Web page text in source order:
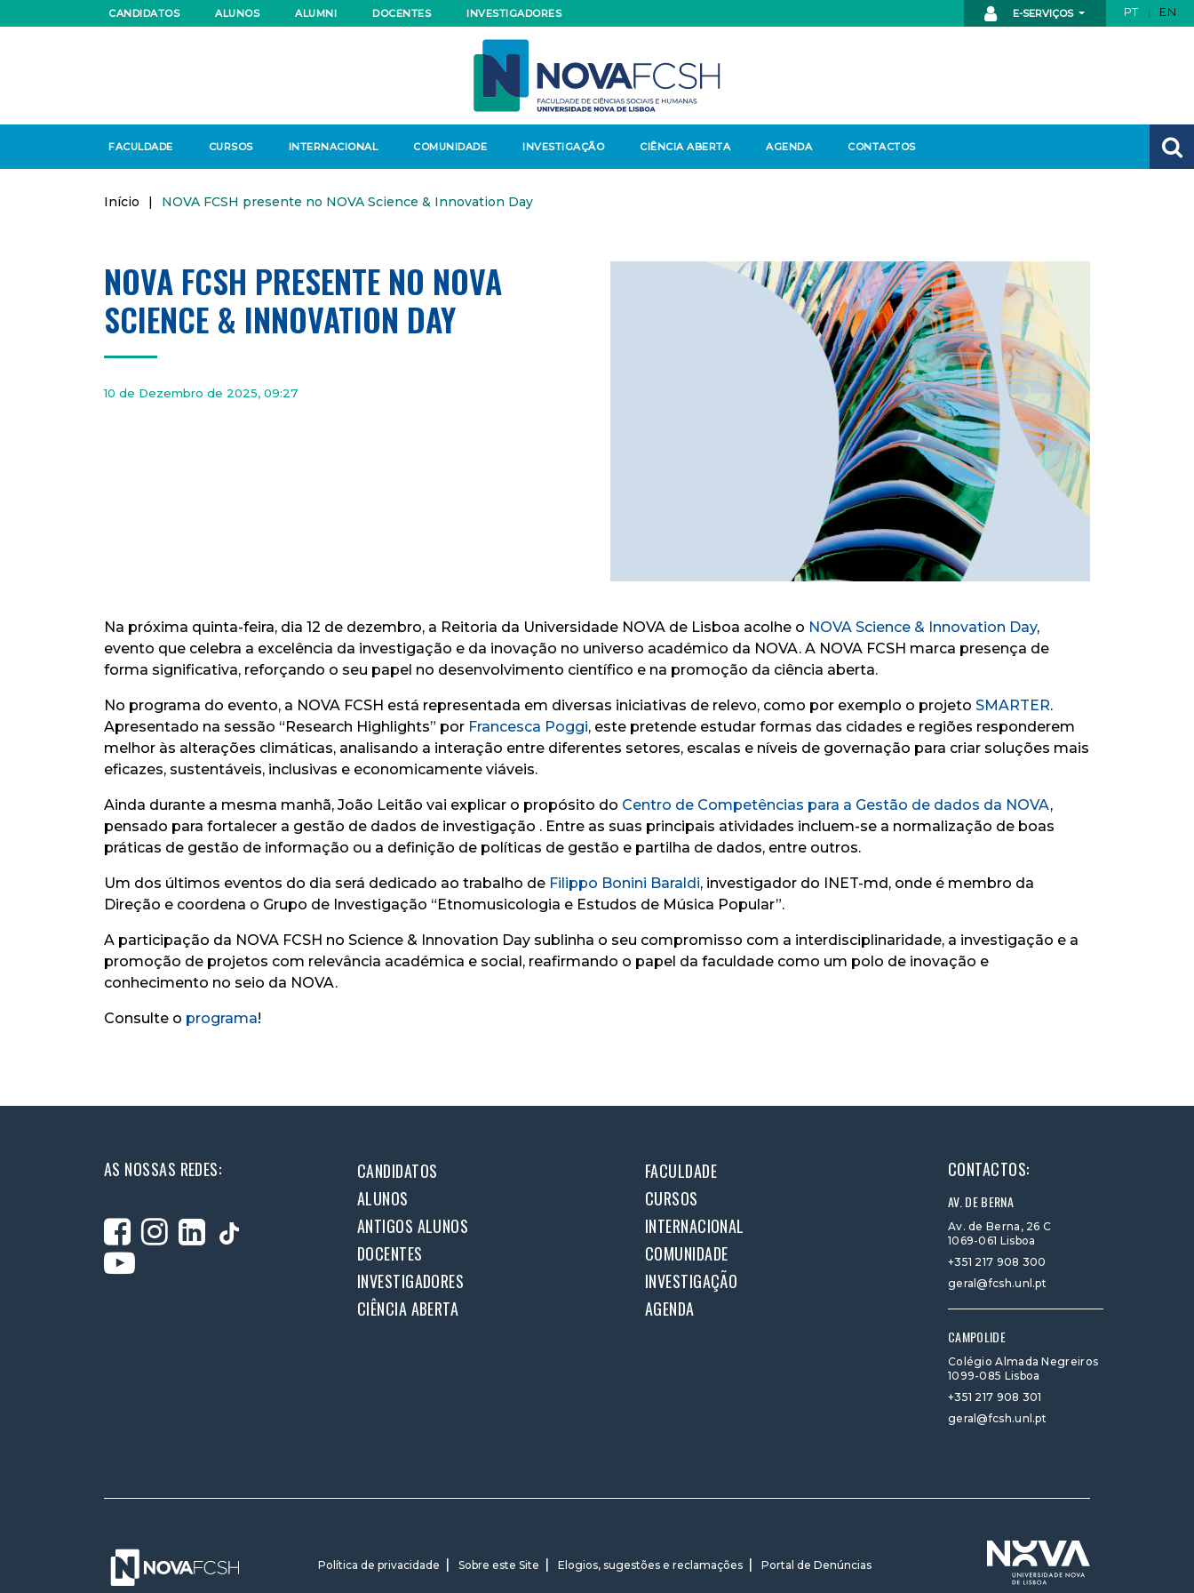
E-SERVIÇOS PT EN
CANDIDATOS ALUNOS ALUMNI DOCENTES INVESTIGADORES
FACULDADE CURSOS INTERNACIONAL COMUNIDADE INVESTIGAÇÃO CIÊNCIA ABERTA AGENDA CONTACTOS
Início | NOVA FCSH presente no NOVA Science & Innovation Day
NOVA FCSH PRESENTE NO NOVA
SCIENCE & INNOVATION DAY
10 de Dezembro de 2025, 09:27
Na próxima quinta-feira, dia 12 de dezembro, a Reitoria da Universidade NOVA de Lisboa acolhe o NOVA Science & Innovation Day,
evento que celebra a excelência da investigação e da inovação no universo académico da NOVA. A NOVA FCSH marca presença de
forma significativa, reforçando o seu papel no desenvolvimento científico e na promoção da ciência aberta.
No programa do evento, a NOVA FCSH está representada em diversas iniciativas de relevo, como por exemplo o projeto SMARTER.
Apresentado na sessão “Research Highlights” por Francesca Poggi, este pretende estudar formas das cidades e regiões responderem
melhor às alterações climáticas, analisando a interação entre diferentes setores, escalas e níveis de governação para criar soluções mais
eficazes, sustentáveis, inclusivas e economicamente viáveis.
Ainda durante a mesma manhã, João Leitão vai explicar o propósito do Centro de Competências para a Gestão de dados da NOVA,
pensado para fortalecer a gestão de dados de investigação . Entre as suas principais atividades incluem-se a normalização de boas
práticas de gestão de informação ou a definição de políticas de gestão e partilha de dados, entre outros.
Um dos últimos eventos do dia será dedicado ao trabalho de Filippo Bonini Baraldi, investigador do INET-md, onde é membro da
Direção e coordena o Grupo de Investigação “Etnomusicologia e Estudos de Música Popular”.
A participação da NOVA FCSH no Science & Innovation Day sublinha o seu compromisso com a interdisciplinaridade, a investigação e a
promoção de projetos com relevância académica e social, reafirmando o papel da faculdade como um polo de inovação e
conhecimento no seio da NOVA.
Consulte o programa!
AS NOSSAS REDES: CANDIDATOS
FACULDADE
ALUNOS
CURSOS
ANTIGOS ALUNOS
INTERNACIONAL
DOCENTES
COMUNIDADE
INVESTIGADORES
INVESTIGAÇÃO
CIÊNCIA ABERTA
AGENDA
CONTACTOS:
AV. DE BERNA
Av. de Berna, 26 C
1069-061 Lisboa
+351 217 908 300
geral@fcsh.unl.pt
CAMPOLIDE
Colégio Almada Negreiros
1099-085 Lisboa
+351 217 908 301
geral@fcsh.unl.pt
Política de privacidade Sobre este Site Elogios, sugestões e reclamações Portal de Denúncias